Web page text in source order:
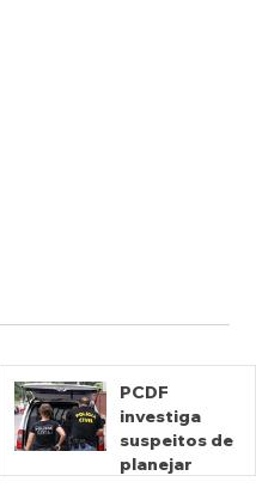
PCDF
investiga
suspeitos de
planejar